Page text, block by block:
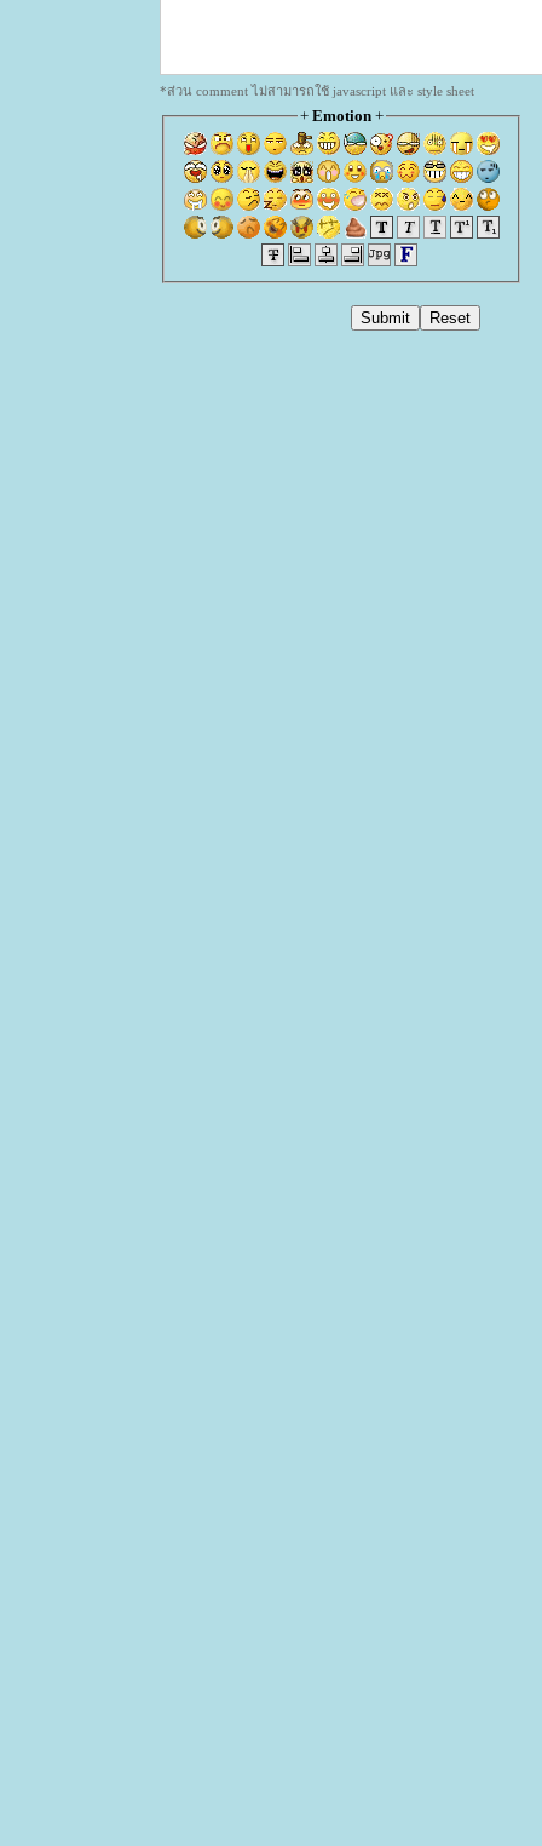
*ส่วน comment ไม่สามารถใช้ javascript และ style sheet
+ Emotion+